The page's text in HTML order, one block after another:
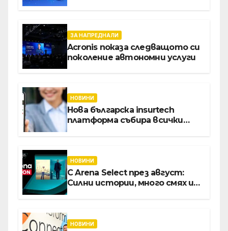
ЗА НАПРЕДНАЛИ
Acronis показа следващото си
поколение автономни услуги
НОВИНИ
Нова българска insurtech
платформа събира всички
НОВИНИ
С Arena Select през август:
Силни истории, много смях и
НОВИНИ